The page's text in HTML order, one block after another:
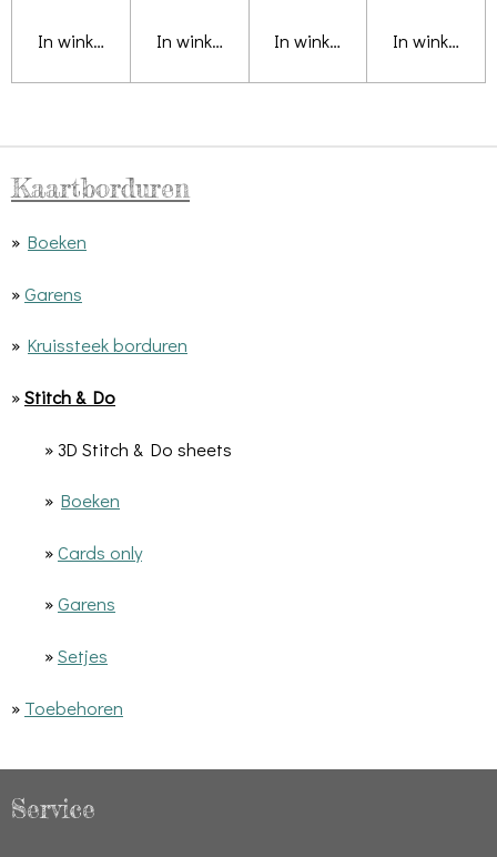
In winkelwagenIn winkelwagenIn winkelwagenIn
Kaartborduren
» Boeken
»Garens
» Kruissteek borduren
»Stitch & Do
» 3D Stitch & Do sheets
» Boeken
»Cards only
»Garens
»Setjes
» Toebehoren
Service